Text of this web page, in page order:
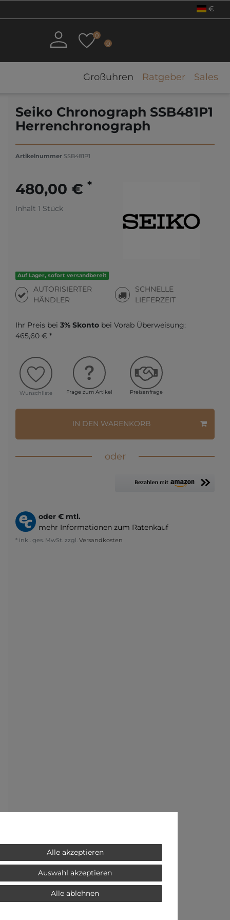
€
0
0
Großuhren Ratgeber Sales
Seiko Chronograph SSB481P1
Herrenchronograph
Artikelnummer SSB481P1
480,00 € *
Inhalt 1 Stück
Auf Lager, sofort versandbereit
AUTORISIERTER
HÄNDLER
SCHNELLE
LIEFERZEIT
Ihr Preis bei 3% Skonto bei Vorab Überweisung:
465,60 € *
Wunschliste Frage zum Artikel Preisanfrage
IN DEN WARENKORB
oder
oder € mtl.
mehr Informationen zum Ratenkauf
* inkl. ges. MwSt. zzgl. Versandkosten
Alle akzeptieren
Auswahl akzeptieren
Alle ablehnen